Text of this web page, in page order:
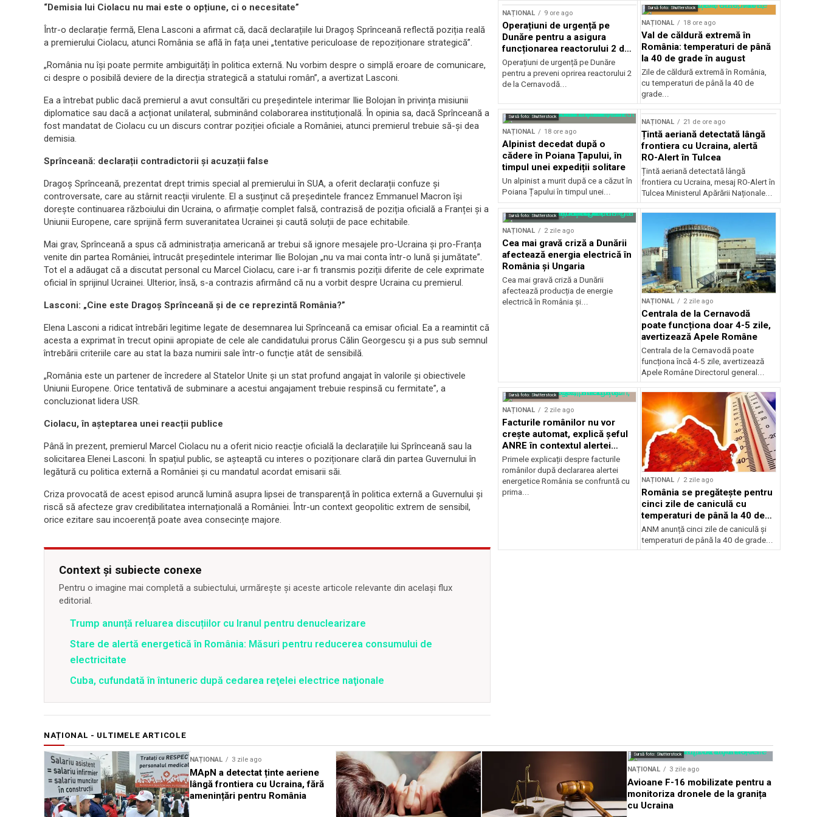
“Demisia lui Ciolacu nu mai este o opțiune, ci o necesitate”
Într-o declarație fermă, Elena Lasconi a afirmat că, dacă declarațiile lui Dragoș Sprînceană reflectă poziția reală
a premierului Ciolacu, atunci România se află în fața unei „tentative periculoase de repoziționare strategică”.
„România nu își poate permite ambiguități în politica externă. Nu vorbim despre o simplă eroare de comunicare,
ci despre o posibilă deviere de la direcția strategică a statului român”, a avertizat Lasconi.
Ea a întrebat public dacă premierul a avut consultări cu președintele interimar Ilie Bolojan în privința misiunii
diplomatice sau dacă a acționat unilateral, subminând colaborarea instituțională. În opinia sa, dacă Sprînceană a
fost mandatat de Ciolacu cu un discurs contrar poziției oficiale a României, atunci premierul trebuie să-și dea
demisia.
Sprînceană: declarații contradictorii și acuzații false
Dragoș Sprînceană, prezentat drept trimis special al premierului în SUA, a oferit declarații confuze și
controversate, care au stârnit reacții virulente. El a susținut că președintele francez Emmanuel Macron își
dorește continuarea războiului din Ucraina, o afirmație complet falsă, contrazisă de poziția oficială a Franței și a
Uniunii Europene, care sprijină ferm suveranitatea Ucrainei și caută soluții de pace echitabile.
Mai grav, Sprînceană a spus că administrația americană ar trebui să ignore mesajele pro-Ucraina și pro-Franța
venite din partea României, întrucât președintele interimar Ilie Bolojan „nu va mai conta într-o lună și jumătate”.
Tot el a adăugat că a discutat personal cu Marcel Ciolacu, care i-ar fi transmis poziții diferite de cele exprimate
oficial în sprijinul Ucrainei. Ulterior, însă, s-a contrazis afirmând că nu a vorbit despre Ucraina cu premierul.
Lasconi: „Cine este Dragoș Sprînceană și de ce reprezintă România?”
Elena Lasconi a ridicat întrebări legitime legate de desemnarea lui Sprînceană ca emisar oficial. Ea a reamintit că
acesta a exprimat în trecut opinii apropiate de cele ale candidatului prorus Călin Georgescu și a pus sub semnul
întrebării criteriile care au stat la baza numirii sale într-o funcție atât de sensibilă.
„România este un partener de încredere al Statelor Unite și un stat profund angajat în valorile și obiectivele
Uniunii Europene. Orice tentativă de subminare a acestui angajament trebuie respinsă cu fermitate”, a
concluzionat lidera USR.
Ciolacu, în așteptarea unei reacții publice
Până în prezent, premierul Marcel Ciolacu nu a oferit nicio reacție oficială la declarațiile lui Sprînceană sau la
solicitarea Elenei Lasconi. În spațiul public, se așteaptă cu interes o poziționare clară din partea Guvernului în
legătură cu politica externă a României și cu mandatul acordat emisarii săi.
Criza provocată de acest episod aruncă lumină asupra lipsei de transparență în politica externă a Guvernului și
riscă să afecteze grav credibilitatea internațională a României. Într-un context geopolitic extrem de sensibil,
orice ezitare sau incoerență poate avea consecințe majore.
Context și subiecte conexe
Pentru o imagine mai completă a subiectului, urmărește și aceste articole relevante din același flux
editorial.
Trump anunță reluarea discuțiilor cu Iranul pentru denuclearizare
Stare de alertă energetică în România: Măsuri pentru reducerea consumului de
electricitate
Cuba, cufundată în întuneric după cedarea reţelei electrice naţionale
NAȚIONAL 9 ore ago
Operațiuni de urgență pe
Dunăre pentru a asigura
funcționarea reactorului 2 de
la Cernavodă
Operațiuni de urgență pe Dunăre
pentru a preveni oprirea reactorului 2
de la Cernavodă...
Sursă foto: Shutterstock
NAȚIONAL 18 ore ago
Val de căldură extremă în
România: temperaturi de până
la 40 de grade în august
Zile de căldură extremă în România,
cu temperaturi de până la 40 de
grade...
Sursă foto: Shutterstock
NAȚIONAL 18 ore ago
Alpinist decedat după o
cădere în Poiana Țapului, în
timpul unei expediții solitare
Un alpinist a murit după ce a căzut în
Poiana Țapului în timpul unei...
NAȚIONAL 21 de ore ago
Țintă aeriană detectată lângă
frontiera cu Ucraina, alertă
RO-Alert în Tulcea
Țintă aeriană detectată lângă
frontiera cu Ucraina, mesaj RO-Alert în
Tulcea Ministerul Apărării Naționale...
Sursă foto: Shutterstock
NAȚIONAL 2 zile ago
Cea mai gravă criză a Dunării
afectează energia electrică în
România și Ungaria
Cea mai gravă criză a Dunării
afectează producția de energie
electrică în România și...
NAȚIONAL 2 zile ago
Centrala de la Cernavodă
poate funcționa doar 4-5 zile,
avertizează Apele Române
Centrala de la Cernavodă poate
funcționa încă 4-5 zile, avertizează
Apele Române Directorul general...
Sursă foto: Shutterstock
NAȚIONAL 2 zile ago
Facturile românilor nu vor
crește automat, explică șeful
ANRE în contextul alertei
energetice
Primele explicații despre facturile
românilor după declararea alertei
energetice România se confruntă cu
prima...
NAȚIONAL 2 zile ago
România se pregătește pentru
cinci zile de caniculă cu
temperaturi de până la 40 de
grade
ANM anunță cinci zile de caniculă și
temperaturi de până la 40 de grade...
NAȚIONAL - ULTIMELE ARTICOLE
NAȚIONAL 3 zile ago
MApN a detectat ținte aeriene
lângă frontiera cu Ucraina, fără
amenințări pentru România
Sursă foto: Shutterstock
NAȚIONAL 3 zile ago
Avioane F-16 mobilizate pentru a
monitoriza dronele de la granița
cu Ucraina